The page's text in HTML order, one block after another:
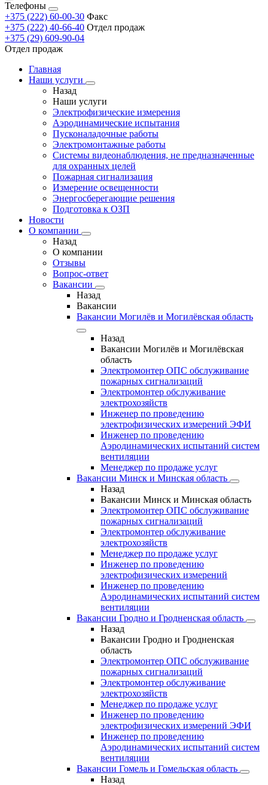
Телефоны
+375 (222) 60-00-30 Факс
+375 (222) 40-66-40 Отдел продаж
+375 (29) 609-90-04
Отдел продаж
Главная
Наши услуги
Назад
Наши услуги
Электрофизические измерения
Аэродинамические испытания
Пусконаладочные работы
Электромонтажные работы
Системы видеонаблюдения, не предназначенные
для охранных целей
Пожарная сигнализация
Измерение освещенности
Энергосберегающие решения
Подготовка к ОЗП
Новости
О компании
Назад
О компании
Отзывы
Вопрос-ответ
Вакансии
Назад
Вакансии
Вакансии Могилёв и Могилёвская область
Назад
Вакансии Могилёв и Могилёвская
область
Электромонтер ОПС обслуживание
пожарных сигнализаций
Электромонтер обслуживание
электрохозяйств
Инженер по проведению
электрофизических измерений ЭФИ
Инженер по проведению
Аэродинамических испытаний систем
вентиляции
Менеджер по продаже услуг
Вакансии Минск и Минская область
Назад
Вакансии Минск и Минская область
Электромонтер ОПС обслуживание
пожарных сигнализаций
Электромонтер обслуживание
электрохозяйств
Менеджер по продаже услуг
Инженер по проведению
электрофизических измерений
Инженер по проведению
Аэродинамических испытаний систем
вентиляции
Вакансии Гродно и Гродненская область
Назад
Вакансии Гродно и Гродненская
область
Электромонтер ОПС обслуживание
пожарных сигнализаций
Электромонтер обслуживание
электрохозяйств
Менеджер по продаже услуг
Инженер по проведению
электрофизических измерений ЭФИ
Инженер по проведению
Аэродинамических испытаний систем
вентиляции
Вакансии Гомель и Гомельская область
Назад